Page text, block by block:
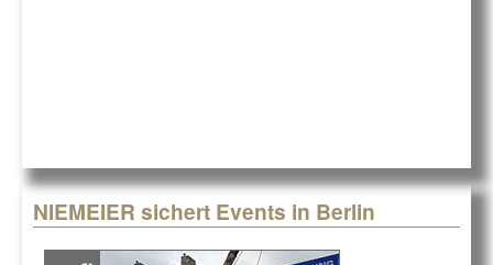
NIEMEIER sichert Events in Berlin